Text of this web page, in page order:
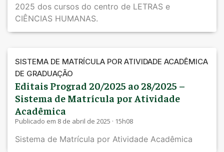
2025 dos cursos do centro de LETRAS e
CIÊNCIAS HUMANAS.
SISTEMA DE MATRÍCULA POR ATIVIDADE ACADÊMICA
DE GRADUAÇÃO
Editais Prograd 20/2025 ao 28/2025 –
Sistema de Matrícula por Atividade
Acadêmica
Publicado em 8 de abril de 2025 · 15h08
Sistema de Matrícula por Atividade Acadêmica